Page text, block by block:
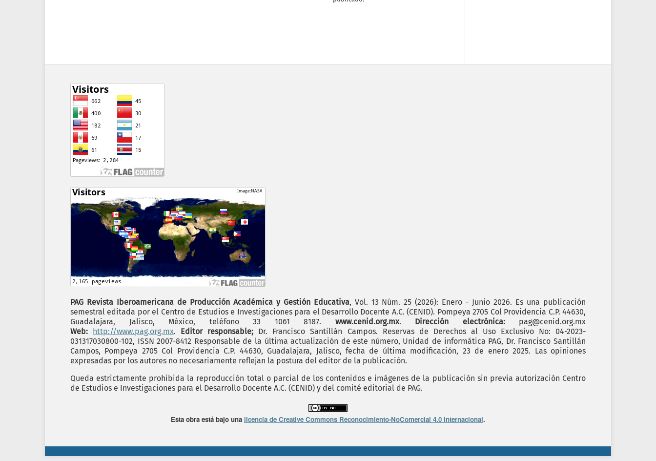
PAG Revista Iberoamericana de Producción Académica y Gestión Educativa, Vol. 13 Núm. 25 (2026): Enero - Junio 2026. Es una publicación
semestral editada por el Centro de Estudios e Investigaciones para el Desarrollo Docente A.C. (CENID). Pompeya 2705 Col Providencia C.P. 44630,
Guadalajara, Jalisco, México, teléfono 33 1061 8187. www.cenid.org.mx. Dirección electrónica: pag@cenid.org.mx
Web:
http://www.pag.org.mx. Editor responsable; Dr. Francisco Santillán Campos. Reservas de Derechos al Uso Exclusivo No: 04-2023-
031317030800-102, ISSN 2007-8412 Responsable de la última actualización de este número, Unidad de informática PAG, Dr. Francisco Santillán
Campos, Pompeya 2705 Col Providencia C.P. 44630, Guadalajara, Jalisco, fecha de última modificación, 23 de enero 2025. Las opiniones
expresadas por los autores no necesariamente reflejan la postura del editor de la publicación.
Queda estrictamente prohibida la reproducción total o parcial de los contenidos e imágenes de la publicación sin previa autorización Centro
de Estudios e Investigaciones para el Desarrollo Docente A.C. (CENID) y del comité editorial de PAG.
Esta obra está bajo una licencia de Creative Commons Reconocimiento-NoComercial 4.0 Internacional.